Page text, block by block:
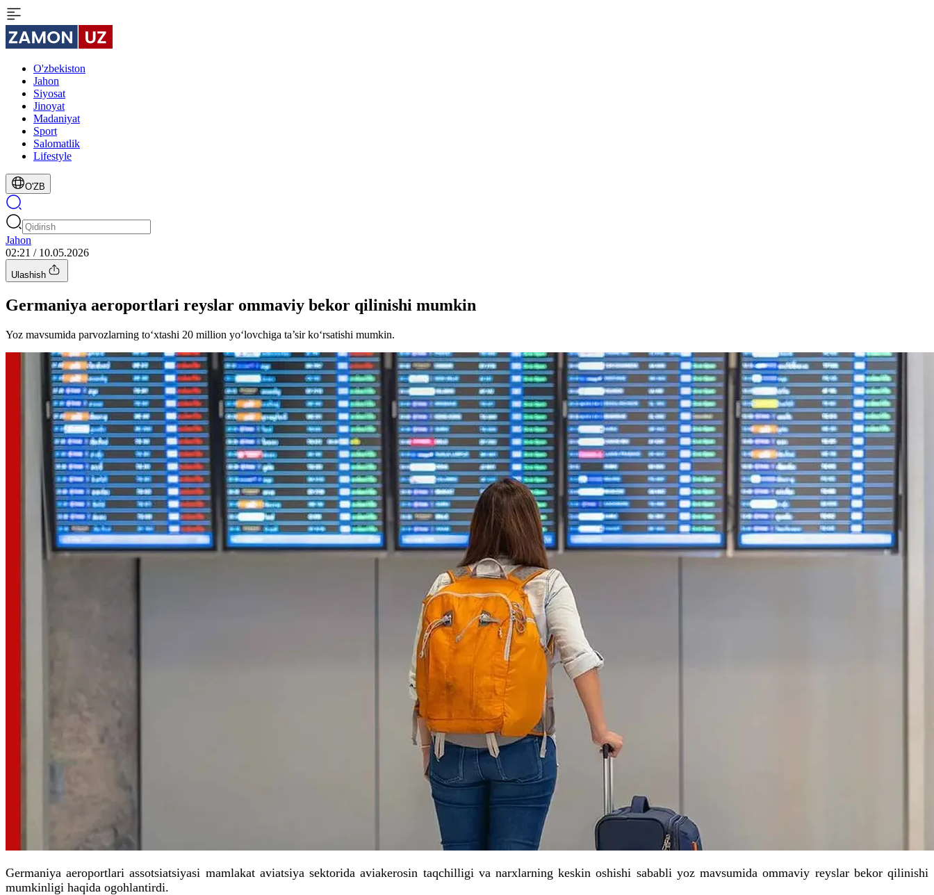
O'zbekiston
Jahon
Siyosat
Jinoyat
Madaniyat
Sport
Salomatlik
Lifestyle
O'ZB
Jahon
02:21 / 10.05.2026
Ulashish
Germaniya aeroportlari reyslar ommaviy bekor qilinishi mumkin
Yoz mavsumida parvozlarning to‘xtashi 20 million yo‘lovchiga ta’sir ko‘rsatishi mumkin.
Germaniya aeroportlari assotsiatsiyasi mamlakat aviatsiya sektorida aviakerosin taqchilligi va narxlarning keskin oshishi sababli yoz mavsumida ommaviy reyslar bekor qilinishi
mumkinligi haqida ogohlantirdi.